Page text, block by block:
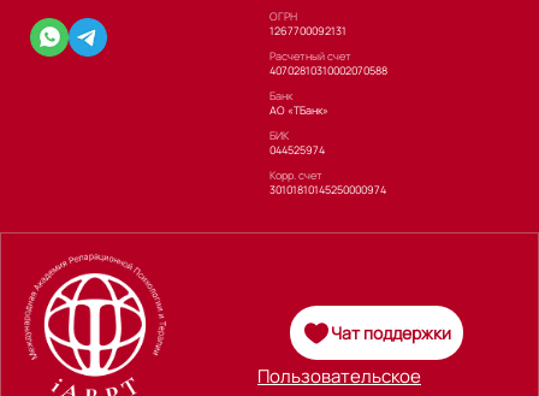
ОГРН
1267700092131
Расчетный счет
40702810310002070588
Банк
АО «ТБанк»
БИК
044525974
Корр. счет
30101810145250000974
Пользовательское
Чат поддержки